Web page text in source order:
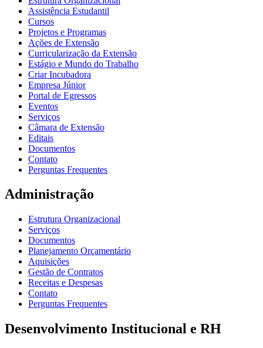
Assistência Estudantil
Cursos
Projetos e Programas
Ações de Extensão
Curricularização da Extensão
Estágio e Mundo do Trabalho
Criar Incubadora
Empresa Júnior
Portal de Egressos
Eventos
Serviços
Câmara de Extensão
Editais
Documentos
Contato
Perguntas Frequentes
Administração
Estrutura Organizacional
Serviços
Documentos
Planejamento Orçamentário
Aquisições
Gestão de Contratos
Receitas e Despesas
Contato
Perguntas Frequentes
Desenvolvimento Institucional e RH